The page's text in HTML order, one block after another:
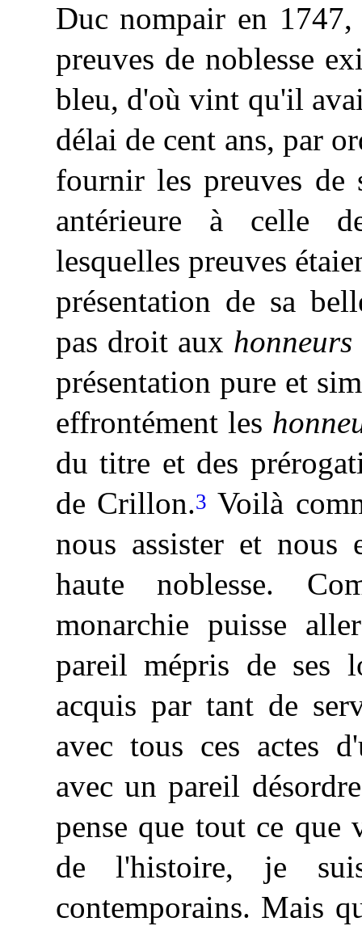
Duc nompair en
preuves de noblesse
bleu, d'où vint qu'il
délai de cent ans, par
fournir les preuves de
antérieure à celle
lesquelles preuves
présentation de sa
pas droit aux
présentation pure et
effrontément les
du titre et des
de Crillon.3 Voilà
nous assister et nous
haute noblesse.
monarchie puisse
pareil mépris de ses
acquis par tant de
avec tous ces actes
avec un pareil
pense que tout ce que
de l'histoire, je
contemporains. Mais